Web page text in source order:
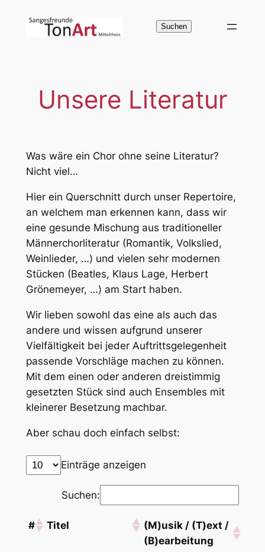
Suchen
Suchen
Unsere Literatur
Was wäre ein Chor ohne seine Literatur?
Nicht viel…
Hier ein Querschnitt durch unser Repertoire,
an welchem man erkennen kann, dass wir
eine gesunde Mischung aus traditioneller
Männerchorliteratur (Romantik, Volkslied,
Weinlieder, …) und vielen sehr modernen
Stücken (Beatles, Klaus Lage, Herbert
Grönemeyer, …) am Start haben.
Wir lieben sowohl das eine als auch das
andere und wissen aufgrund unserer
Vielfältigkeit bei jeder Auftrittsgelegenheit
passende Vorschläge machen zu können.
Mit dem einen oder anderen dreistimmig
gesetzten Stück sind auch Ensembles mit
kleinerer Besetzung machbar.
Aber schau doch einfach selbst:
Einträge anzeigen
Suchen:
# Titel
(M)usik / (T)ext /
(B)earbeitung